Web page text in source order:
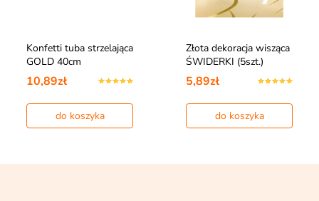
Konfetti tuba strzelająca
GOLD 40cm
10,89zł
do koszyka
Złota dekoracja wisząca
ŚWIDERKI (5szt.)
5,89zł
do koszyka